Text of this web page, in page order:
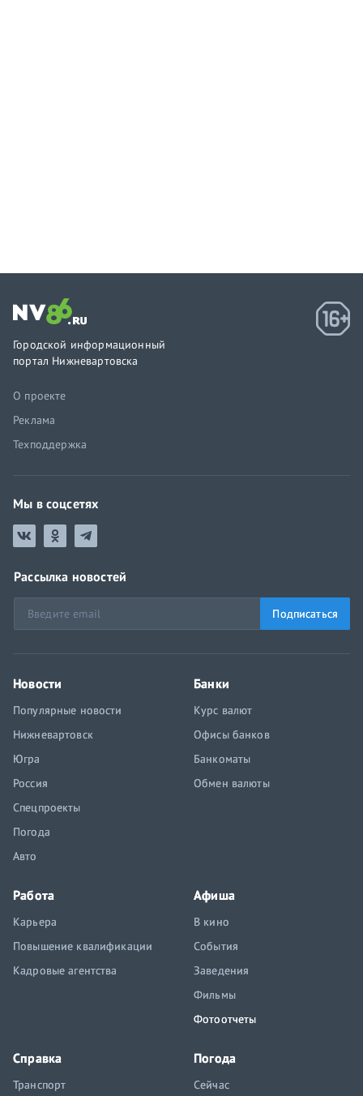
Городской информационный
портал Нижневартовска
О проекте
Реклама
Техподдержка
Мы в соцсетях
Рассылка новостей
Подписаться
Новости
Популярные новости
Нижневартовск
Югра
Россия
Спецпроекты
Погода
Авто
Банки
Курс валют
Офисы банков
Банкоматы
Обмен валюты
Работа
Карьера
Повышение квалификации
Кадровые агентства
Афиша
В кино
События
Заведения
Фильмы
Фотоотчеты
Справка
Транспорт
Погода
Сейчас